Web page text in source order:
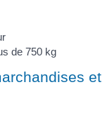
de 750 kg
et